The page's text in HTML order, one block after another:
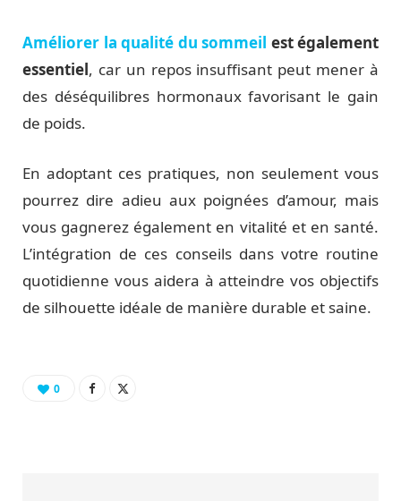
Améliorer la qualité du sommeil est également
essentiel, car un repos insuffisant peut mener à
des déséquilibres hormonaux favorisant le gain
de poids.
En adoptant ces pratiques, non seulement vous
pourrez dire adieu aux poignées d’amour, mais
vous gagnerez également en vitalité et en santé.
L’intégration de ces conseils dans votre routine
quotidienne vous aidera à atteindre vos objectifs
de silhouette idéale de manière durable et saine.
0